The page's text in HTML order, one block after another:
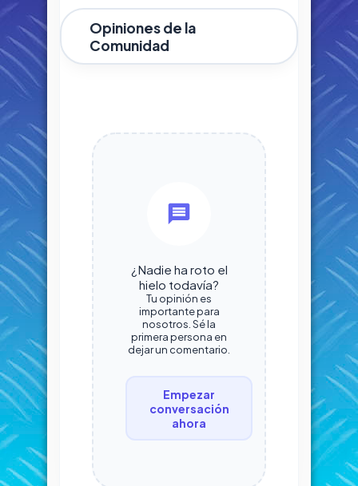
Opiniones de la
Comunidad
¿Nadie ha roto el
hielo todavía?
Tu opinión es
importante para
nosotros. Sé la
primera persona en
dejar un comentario.
Empezar
conversación
ahora